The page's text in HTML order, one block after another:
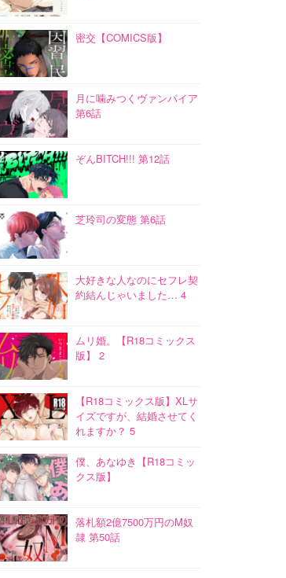
密交【COMICS版】
月に噛みつくヴァンパイア
第6話
ぞんBITCH!!! 第12話
芝玲司の変態 第6話
大好きな人なのにセフレ契
約結んじゃいました… 4
ムリ婚。【R18コミックス
版】 2
【R18コミックス版】XLサ
イズですが、結婚させてく
れますか？ 5
僕、あなゆき【R18コミッ
クス版】
落札額2億7500万円のM奴
隷 第50話